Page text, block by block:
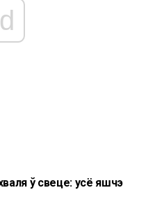
ў свеце: усё яшчэ